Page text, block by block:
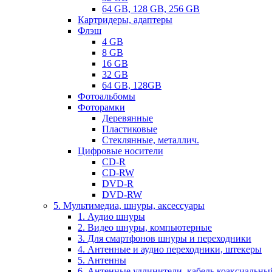
64 GB, 128 GB, 256 GB
Картридеры, адаптеры
Флэш
4 GB
8 GB
16 GB
32 GB
64 GB, 128GB
Фотоальбомы
Фоторамки
Деревянные
Пластиковые
Стеклянные, металлич.
Цифровые носители
CD-R
CD-RW
DVD-R
DVD-RW
5. Мультимедиа, шнуры, аксессуары
1. Аудио шнуры
2. Видео шнуры, компьютерные
3. Для смартфонов шнуры и переходники
4. Антенные и аудио переходники, штекеры
5. Антенны